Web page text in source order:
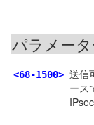
パラメー
<68-1500> 送信
ース